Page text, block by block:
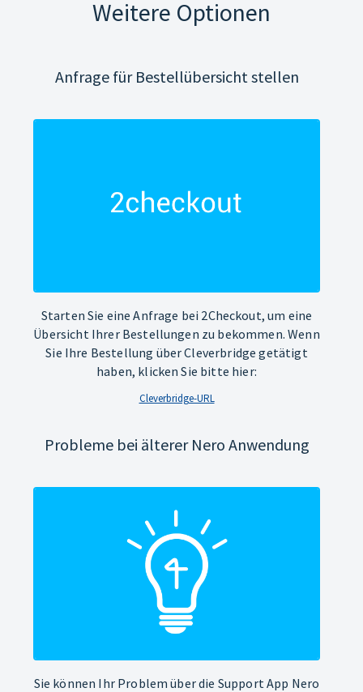
Weitere Optionen
Anfrage für Bestellübersicht stellen
Starten Sie eine Anfrage bei 2Checkout, um eine
Übersicht Ihrer Bestellungen zu bekommen. Wenn
Sie Ihre Bestellung über Cleverbridge getätigt
haben, klicken Sie bitte hier:
Cleverbridge-URL
Probleme bei älterer Nero Anwendung
Sie können Ihr Problem über die Support App Nero